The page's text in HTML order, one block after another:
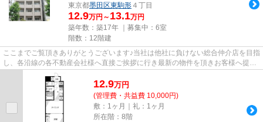
東京都墨田区東駒形 ４丁目
12.9万円～ 13.1万円
築年数：築17年 ｜募集中： 6室
階数：12階建
ここまでご覧頂きありがとうございます♪当社は他社に負けない総合仲介店を目指
し、各沿線の各不動産会社様へ直接ご挨拶に行き最新の物件を頂きお客様へ提供
しております！最新の情報は...
12.9万円
(管理費・共益費 10,000円)
敷：1ヶ月｜礼：1ヶ月
所在階：8階